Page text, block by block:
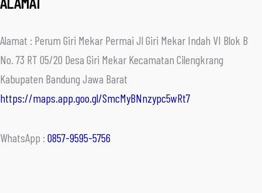
Alamat : Perum Giri Mekar Permai Jl Giri Mekar Indah VI Blok B
No. 73 RT 05/20 Desa Giri Mekar Kecamatan Cilengkrang
Kabupaten Bandung Jawa Barat
https://maps.app.goo.gl/SmcMyBNnzypc5wRt7
WhatsApp : 0857-9595-5756